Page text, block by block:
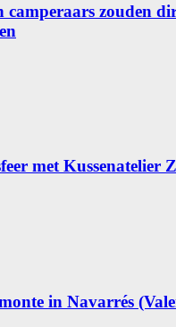
camperaars zouden
met Kussenatelier
in Navarrés